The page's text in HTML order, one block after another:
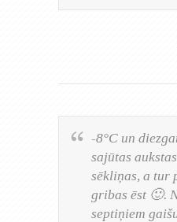
-8°C un
sajūtas
sēkliņas, a tur
gribas ēst 🙂.
septiņiem